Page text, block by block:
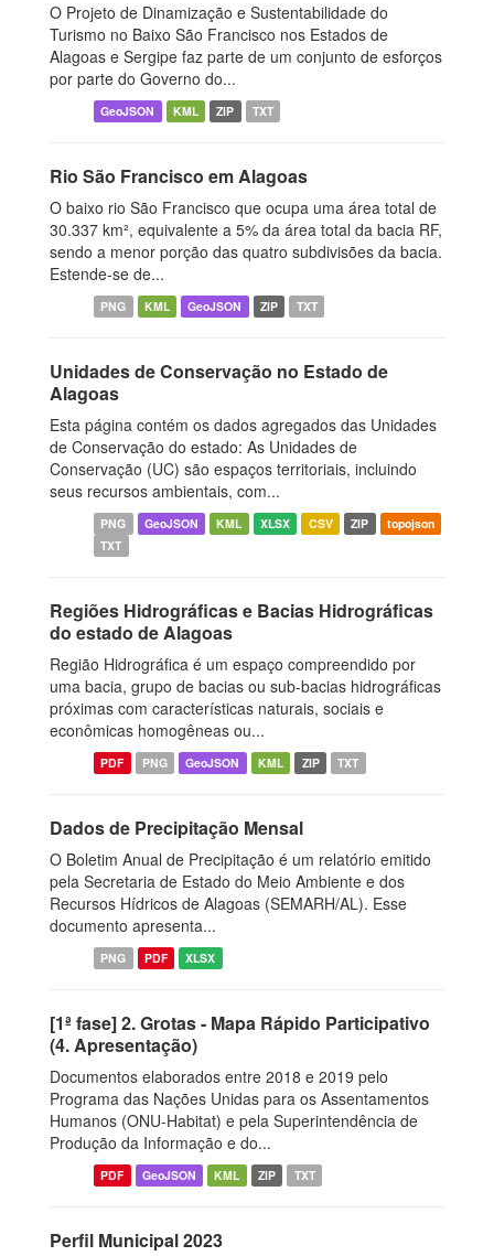
O Projeto de Dinamização e Sustentabilidade do
Turismo no Baixo São Francisco nos Estados de
Alagoas e Sergipe faz parte de um conjunto de esforços
por parte do Governo do...
GeoJSON KML ZIP TXT
Rio São Francisco em Alagoas
O baixo rio São Francisco que ocupa uma área total de
30.337 km², equivalente a 5% da área total da bacia RF,
sendo a menor porção das quatro subdivisões da bacia.
Estende-se de...
PNG KML GeoJSON ZIP TXT
Unidades de Conservação no Estado de
Alagoas
Esta página contém os dados agregados das Unidades
de Conservação do estado: As Unidades de
Conservação (UC) são espaços territoriais, incluindo
seus recursos ambientais, com...
PNG GeoJSON KML XLSX CSV ZIP
topojson
TXT
Regiões Hidrográficas e Bacias Hidrográficas
do estado de Alagoas
Região Hidrográfica é um espaço compreendido por
uma bacia, grupo de bacias ou sub-bacias hidrográficas
próximas com características naturais, sociais e
econômicas homogêneas ou...
PDF PNG GeoJSON KML ZIP TXT
Dados de Precipitação Mensal
O Boletim Anual de Precipitação é um relatório emitido
pela Secretaria de Estado do Meio Ambiente e dos
Recursos Hídricos de Alagoas (SEMARH/AL). Esse
documento apresenta...
PNG PDF XLSX
[1ª fase] 2. Grotas - Mapa Rápido Participativo
(4. Apresentação)
Documentos elaborados entre 2018 e 2019 pelo
Programa das Nações Unidas para os Assentamentos
Humanos (ONU-Habitat) e pela Superintendência de
Produção da Informação e do...
PDF GeoJSON KML ZIP TXT
Perfil Municipal 2023